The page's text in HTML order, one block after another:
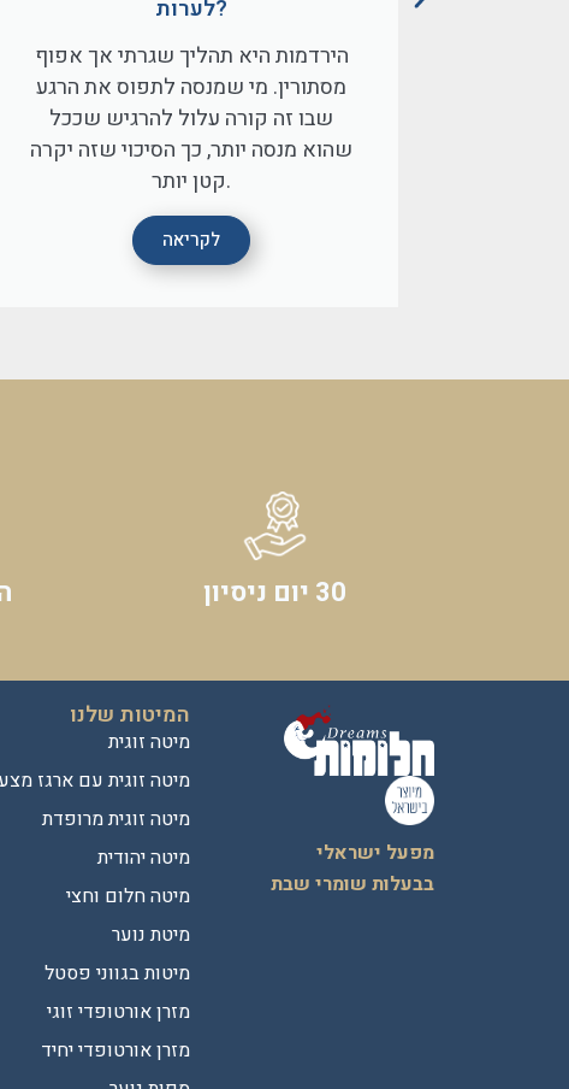
לערות?
הירדמות היא תהליך שגרתי אך אפוף
מסתורין. מי שמנסה לתפוס את הרגע
שבו זה קורה עלול להרגיש שככל
שהוא מנסה יותר, כך הסיכוי שזה יקרה
קטן יותר.
לקריאה
30 יום ניסיון
מפעל ישראלי
בבעלות שומרי שבת
המיטות שלנו
מיטה זוגית
מיטה זוגית עם ארגז
מיטה זוגית מרופדת
מיטה יהודית
מיטה חלום וחצי
מיטת נוער
מיטות בגווני פסטל
מזרן אורטופדי זוגי
מזרן אורטופדי יחיד